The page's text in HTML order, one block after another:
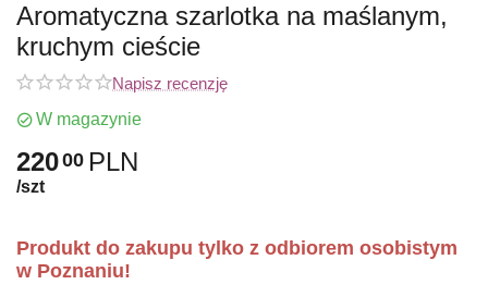
Aromatyczna szarlotka na maślanym,
kruchym cieście
Napisz recenzję
W magazynie
22000 PLN
/szt
Produkt do zakupu tylko z odbiorem osobistym
w Poznaniu!